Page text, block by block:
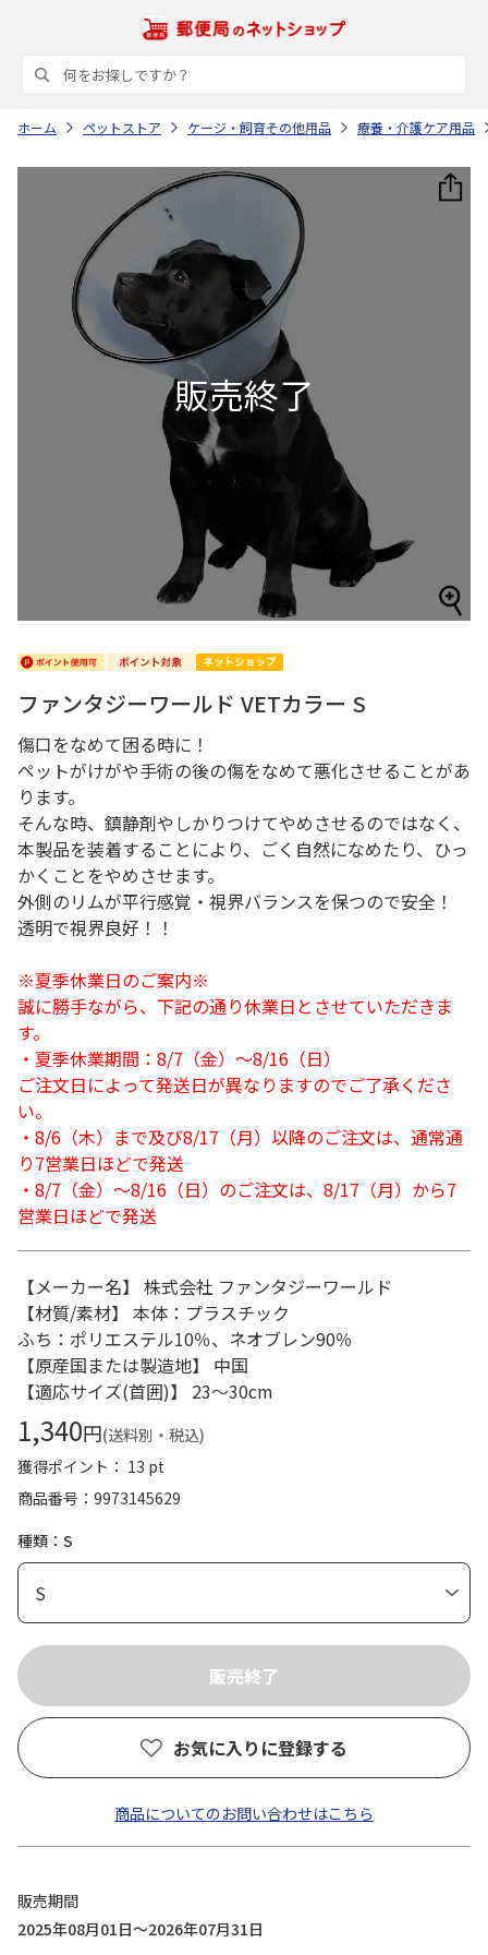
ホーム ペットストア ケージ・飼育その他用品 療養・介護ケア用品
ファンタジーワールド VETカラー S
傷口をなめて困る時に！
ペットがけがや手術の後の傷をなめて悪化させることがあ
ります。
そんな時、鎮静剤やしかりつけてやめさせるのではなく、
本製品を装着することにより、ごく自然になめたり、ひっ
かくことをやめさせます。
外側のリムが平行感覚・視界バランスを保つので安全！
透明で視界良好！！
※夏季休業日のご案内※
誠に勝手ながら、下記の通り休業日とさせていただきま
す。
・夏季休業期間：8/7（金）～8/16（日）
ご注文日によって発送日が異なりますのでご了承くださ
い。
・8/6（木）まで及び8/17（月）以降のご注文は、通常通
り7営業日ほどで発送
・8/7（金）～8/16（日）のご注文は、8/17（月）から7
営業日ほどで発送
【メーカー名】 株式会社 ファンタジーワールド
【材質/素材】 本体：プラスチック
ふち：ポリエステル10％、ネオブレン90％
【原産国または製造地】 中国
【適応サイズ(首囲)】 23～30cm
1,340円(送料別・税込)
獲得ポイント： 13 pt
商品番号
9973145629
種類：S
お気に入りに登録する
商品についてのお問い合わせはこちら
販売期間
2025年08月01日～2026年07月31日